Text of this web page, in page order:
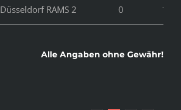
Düsseldorf RAMS 2 0 1:33
Alle Angaben ohne Gewähr!